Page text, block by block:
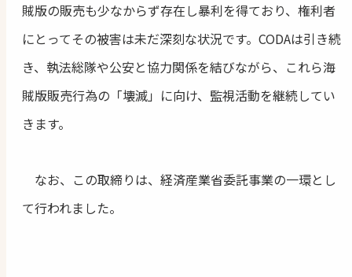
賊版の販売も少なからず存在し暴利を得ており、権利者
にとってその被害は未だ深刻な状況です。CODAは引き続
き、執法総隊や公安と協力関係を結びながら、これら海
賊版販売行為の「壊滅」に向け、監視活動を継続してい
きます。
なお、この取締りは、経済産業省委託事業の一環とし
て行われました。